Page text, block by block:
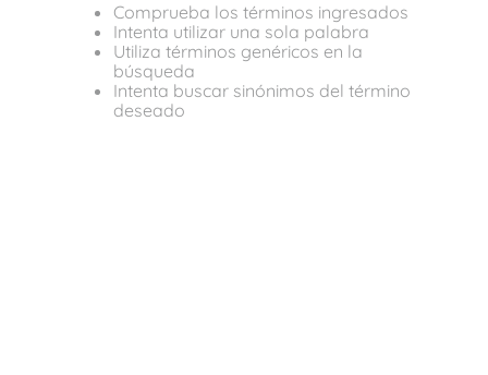
Comprueba los términos ingresados
Intenta utilizar una sola palabra
Utiliza términos genéricos en la
búsqueda
Intenta buscar sinónimos del término
deseado